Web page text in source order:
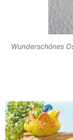
Wunderschönes